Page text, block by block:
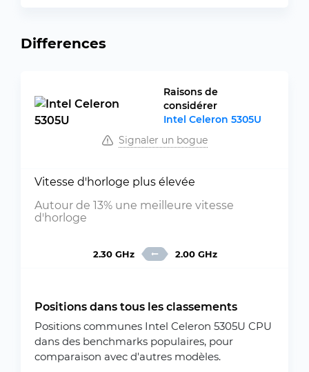
Differences
Raisons de
considérer
Intel Celeron 5305U
Signaler un bogue
Vitesse d'horloge plus élevée
Autour de 13% une meilleure vitesse
d'horloge
2.30 GHz 2.00 GHz
Positions dans tous les classements
Positions communes Intel Celeron 5305U CPU
dans des benchmarks populaires, pour
comparaison avec d'autres modèles.